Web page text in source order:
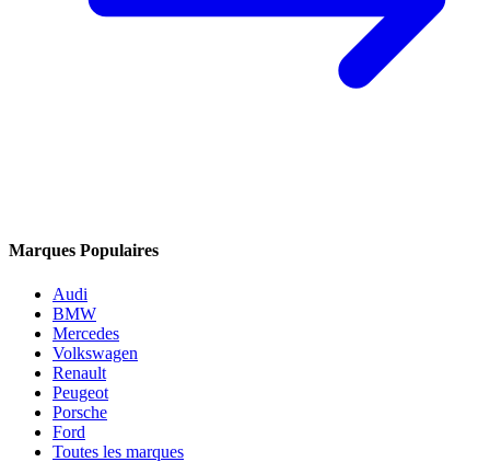
Marques Populaires
Audi
BMW
Mercedes
Volkswagen
Renault
Peugeot
Porsche
Ford
Toutes les marques